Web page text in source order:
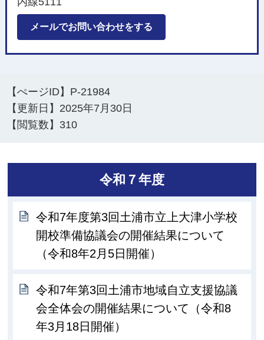
メールでお問い合わせをする
【ぺージID】 P-21984
【更新日】 2025年7月30日
【閲覧数】 310
令和７年度
令和7年度第3回土浦市立上大津小学校
開校準備協議会の開催結果について
（令和8年2月5日開催）
令和7年第3回土浦市地域自立支援協議
会全体会の開催結果について（令和8
年3月18日開催）